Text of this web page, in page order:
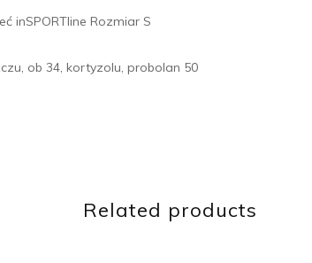
inSPORTline Rozmiar S
ob 34, kortyzolu, probolan 50
Related products